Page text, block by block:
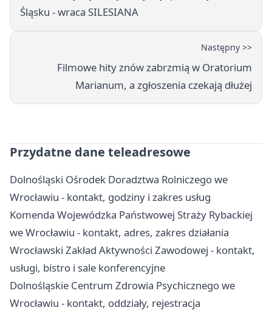
Śląsku - wraca SILESIANA
Następny >>
Filmowe hity znów zabrzmią w Oratorium
Marianum, a zgłoszenia czekają dłużej
Przydatne dane teleadresowe
Dolnośląski Ośrodek Doradztwa Rolniczego we
Wrocławiu - kontakt, godziny i zakres usług
Komenda Wojewódzka Państwowej Straży Rybackiej
we Wrocławiu - kontakt, adres, zakres działania
Wrocławski Zakład Aktywności Zawodowej - kontakt,
usługi, bistro i sale konferencyjne
Dolnośląskie Centrum Zdrowia Psychicznego we
Wrocławiu - kontakt, oddziały, rejestracja